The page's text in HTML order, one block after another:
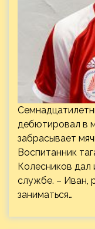
дебютировал в
забрасывает
Воспитанник
Колесников дал
службе. – Иван,
заниматься…